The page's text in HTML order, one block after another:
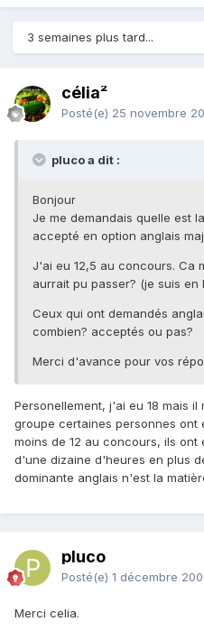
3 semaines plus tard...
célia²
Posté(e) 25 novembre
pluco a dit :
Bonjour
Je me demandais quelle est
accepté en option anglais
J'ai eu 12,5 au concours. Ca
aurrait pu passer? (je suis en
Ceux qui ont demandés
combien? acceptés ou pas?
Merci d'avance pour vos
Personellement, j'ai eu 18 mais il
groupe certaines personnes ont
moins de 12 au concours, ils
d'une dizaine d'heures en plus
dominante anglais n'est la
pluco
Posté(e) 1 décembre
Merci celia.